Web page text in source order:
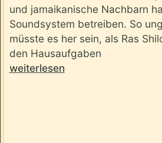
und jamaikanische Nachbarn
Soundsystem betreiben. So
müsste es her sein, als Ras
den Hausaufgaben
weiterlesen